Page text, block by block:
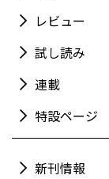
レビュー
試し読み
連載
特設ページ
新刊情報